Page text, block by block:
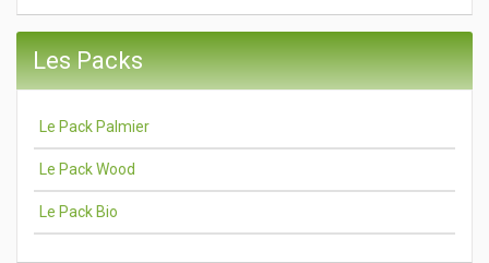
Les Packs
Le Pack Palmier
Le Pack Wood
Le Pack Bio